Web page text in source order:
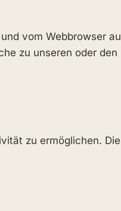
vom Webbrowser
zu unseren oder
zu ermöglichen.